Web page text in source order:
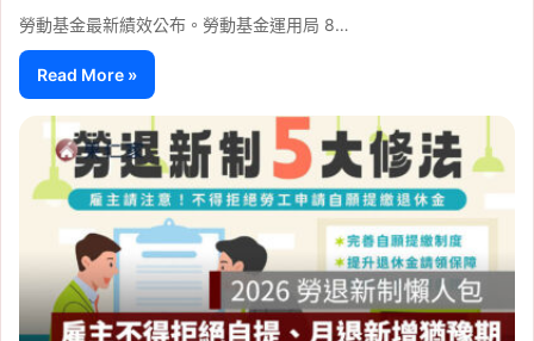
勞動基金最新績效公布。勞動基金運用局 8…
Read More »